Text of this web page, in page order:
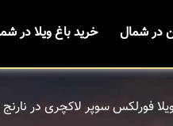
در شمال خرید باغ ویلا در
فورلکس سوپر لاکچری در